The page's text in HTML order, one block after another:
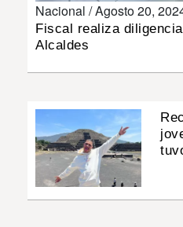
Nacional /Agosto 20,
Fiscal realiza
Alcaldes